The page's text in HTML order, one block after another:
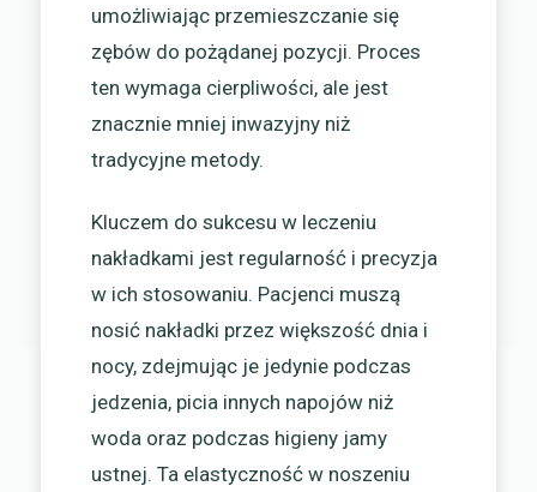
umożliwiając przemieszczanie się
zębów do pożądanej pozycji. Proces
ten wymaga cierpliwości, ale jest
znacznie mniej inwazyjny niż
tradycyjne metody.
Kluczem do sukcesu w leczeniu
nakładkami jest regularność i precyzja
w ich stosowaniu. Pacjenci muszą
nosić nakładki przez większość dnia i
nocy, zdejmując je jedynie podczas
jedzenia, picia innych napojów niż
woda oraz podczas higieny jamy
ustnej. Ta elastyczność w noszeniu